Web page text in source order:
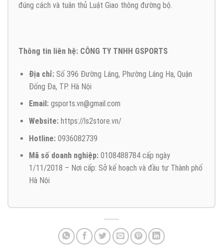
đúng cách và tuân thủ Luật Giao thông đường bộ.
Thông tin liên hệ: CÔNG TY TNHH GSPORTS
Địa chỉ:Số 396 Đường Láng, Phường Láng Hạ, Quận
Đống Đa, TP. Hà Nội
Email:gsports.vn@gmail.com
Website:https://ls2store.vn/
Hotline:0936082739
Mã số doanh nghiệp:0108488784 cấp ngày
1/11/2018 – Nơi cấp: Sở kế hoạch và đầu tư Thành phố
Hà Nội